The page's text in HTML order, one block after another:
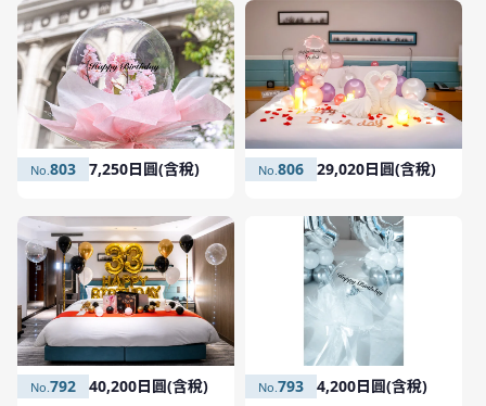
806 29,020日圓(含稅)
803 7,250日圓(含稅)
793 4,200日圓(含稅)
792 40,200日圓(含稅)